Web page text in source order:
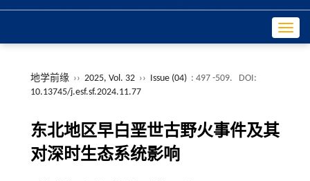
地学前缘 ›› 2025, Vol. 32 ›› Issue (04) : 497 -509.
DOI:
10.13745/j.esf.sf.2024.11.77
东北地区早白垩世古野火事件及其
对深时生态系统影响